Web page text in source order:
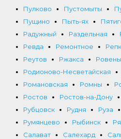
Пулково Пустомыты
Пущино
Пыть-ях
Радужный
Раздельная
Ревда
Ремонтное
Реутов
Ржакса
Родионово-Несветайская
Романовская
Ромны
Ростов
Ростов-на-Дону
Рубцовск
Рудня Руза
Румянцево
Рыбинск
Салават
Салехард